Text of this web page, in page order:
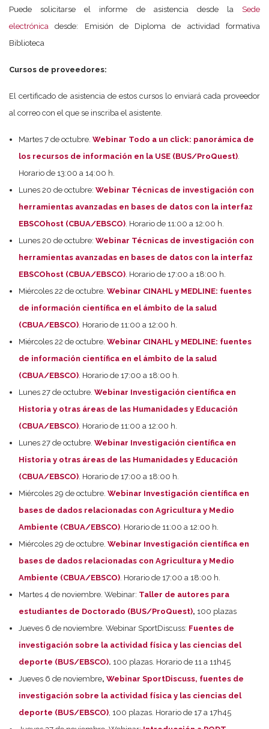
Puede solicitarse el informe de asistencia desde la Sede
electrónica desde: Emisión de Diploma de actividad formativa
Biblioteca
Cursos de proveedores:
El certificado de asistencia de estos cursos lo enviará cada proveedor
al correo con el que se inscriba el asistente.
Martes 7 de octubre. Webinar Todo a un click: panorámica de
los recursos de información en la USE (BUS/ProQuest).
Horario de 13:00 a 14:00 h.
Lunes 20 de octubre: Webinar Técnicas de investigación con
herramientas avanzadas en bases de datos con la interfaz
EBSCOhost (CBUA/EBSCO). Horario de 11:00 a 12:00 h.
Lunes 20 de octubre: Webinar Técnicas de investigación con
herramientas avanzadas en bases de datos con la interfaz
EBSCOhost (CBUA/EBSCO). Horario de 17:00 a 18:00 h.
Miércoles 22 de octubre. Webinar CINAHL y MEDLINE: fuentes
de información científica en el ámbito de la salud
(CBUA/EBSCO). Horario de 11:00 a 12:00 h.
Miércoles 22 de octubre. Webinar CINAHL y MEDLINE: fuentes
de información científica en el ámbito de la salud
(CBUA/EBSCO). Horario de 17:00 a 18:00 h.
Lunes 27 de octubre. Webinar Investigación científica en
Historia y otras áreas de las Humanidades y Educación
(CBUA/EBSCO). Horario de 11:00 a 12:00 h.
Lunes 27 de octubre. Webinar Investigación científica en
Historia y otras áreas de las Humanidades y Educación
(CBUA/EBSCO). Horario de 17:00 a 18:00 h.
Miércoles 29 de octubre. Webinar Investigación científica en
bases de dados relacionadas con Agricultura y Medio
Ambiente (CBUA/EBSCO). Horario de 11:00 a 12:00 h.
Miércoles 29 de octubre. Webinar Investigación científica en
bases de dados relacionadas con Agricultura y Medio
Ambiente (CBUA/EBSCO). Horario de 17:00 a 18:00 h.
Martes 4 de noviembre. Webinar: Taller de autores para
estudiantes de Doctorado (BUS/ProQuest), 100 plazas
Jueves 6 de noviembre. Webinar SportDiscuss: Fuentes de
investigación sobre la actividad física y las ciencias del
deporte (BUS/EBSCO). 100 plazas. Horario de 11 a 11h45
Jueves 6 de noviembre, Webinar SportDiscuss, fuentes de
investigación sobre la actividad física y las ciencias del
deporte (BUS/EBSCO), 100 plazas. Horario de 17 a 17h45